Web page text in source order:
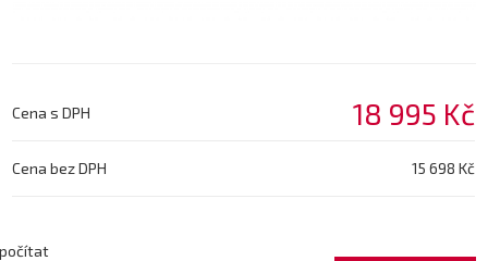
Cena s DPH 18 995 Kč
Cena bez DPH 15 698 Kč